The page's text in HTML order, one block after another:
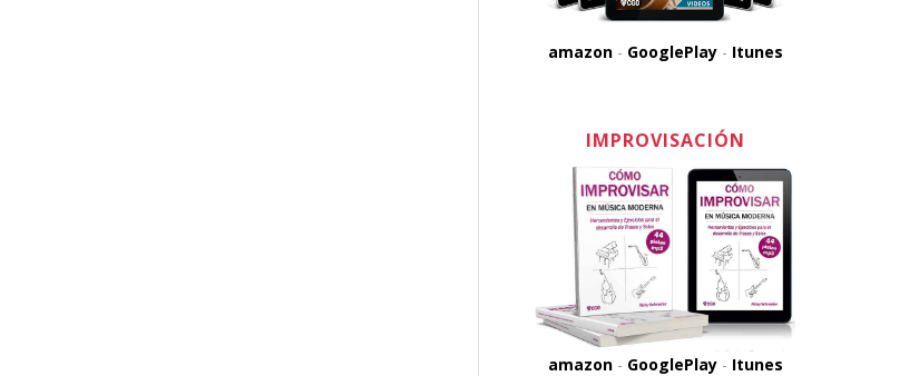
amazon- GooglePlay- Itunes
IMPROVISACIÓN
amazon- GooglePlay- Itunes